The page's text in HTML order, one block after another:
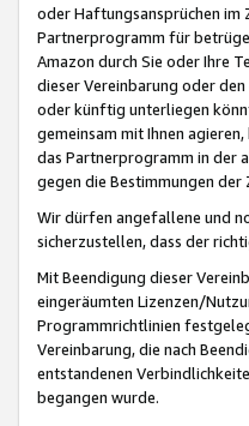
oder Haftungsansprüchen im
Partnerprogramm für
Amazon durch Sie oder Ihre
dieser Vereinbarung oder
oder künftig unterliegen
gemeinsam mit Ihnen
das Partnerprogramm in der
gegen die Bestimmungen
Wir dürfen angefallene und
sicherzustellen, dass der
Mit Beendigung dieser
eingeräumten Lizenzen/
Programmrichtlinien
Vereinbarung, die nach
entstandenen
begangen wurde.